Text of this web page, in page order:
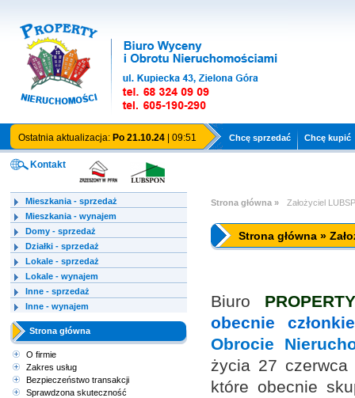
Kontakt
Mieszkania - sprzedaż
Mieszkania - wynajem
Domy - sprzedaż
Działki - sprzedaż
Lokale - sprzedaż
Lokale - wynajem
Inne - sprzedaż
Inne - wynajem
Strona główna
O firmie
Zakres usług
Bezpieczeństwo transakcji
Sprawdzona skuteczność
Strona główna » Założyciel
Strona główna »
Biuro
obecnie
Obrocie
życia 27
które obecnie
Ostatnia aktualizacja: Po 21.10.24| 09:51 Chcę sprzedać Chcę kupić